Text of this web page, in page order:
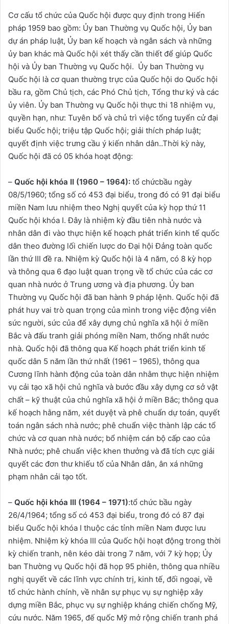
Cơ cấu tổ chức của Quốc hội được quy định trong Hiến
pháp 1959 bao gồm: Ủy ban Thường vụ Quốc hội, Ủy ban
dự án pháp luật, Ủy ban kế hoạch và ngân sách và những
ủy ban khác mà Quốc hội xét thấy cần thiết để giúp Quốc
hội và Ủy ban Thường vụ Quốc hội. Ủy ban Thường vụ
Quốc hội là cơ quan thường trực của Quốc hội do Quốc hội
bầu ra, gồm Chủ tịch, các Phó Chủ tịch, Tổng thư ký và các
ủy viên. Ủy ban Thường vụ Quốc hội thực thi 18 nhiệm vụ,
quyền hạn, như: Tuyên bố và chủ trì việc tổng tuyển cử đại
biểu Quốc hội; triệu tập Quốc hội; giải thích pháp luật;
quyết định việc trưng cầu ý kiến nhân dân..Thời kỳ này,
Quốc hội đã có 05 khóa hoạt động:
– Quốc hội khóa II (1960 – 1964): tổ chứcbầu ngày
08/5/1960; tổng số có 453 đại biểu, trong đó có 91 đại biểu
miền Nam lưu nhiệm theo Nghị quyết của kỳ họp thứ 11
Quốc hội khóa I. Đây là nhiệm kỳ đầu tiên nhà nước và
nhân dân đi vào thực hiện kế hoạch phát triển kinh tế quốc
dân theo đường lối chiến lược do Đại hội Đảng toàn quốc
lần thứ III đề ra. Nhiệm kỳ Quốc hội là 4 năm, có 8 kỳ họp
và thông qua 6 đạo luật quan trọng về tổ chức của các cơ
quan nhà nước ở Trung ương và địa phương. Ủy ban
Thường vụ Quốc hội đã ban hành 9 pháp lệnh. Quốc hội đã
phát huy vai trò quan trọng của mình trong việc động viên
sức người, sức của để xây dựng chủ nghĩa xã hội ở miền
Bắc và đấu tranh giải phóng miền Nam, thống nhất nước
nhà. Quốc hội đã thông qua Kế hoạch phát triển kinh tế
quốc dân 5 năm lần thứ nhất (1961 – 1965), thông qua
Cương lĩnh hành động của toàn dân nhằm thực hiện nhiệm
vụ cải tạo xã hội chủ nghĩa và bước đầu xây dựng cơ sở vật
chất – kỹ thuật của chủ nghĩa xã hội ở miền Bắc; thông qua
kế hoạch hằng năm, xét duyệt và phê chuẩn dự toán, quyết
toán ngân sách nhà nước; phê chuẩn việc thành lập các tổ
chức và cơ quan nhà nước; bổ nhiệm cán bộ cấp cao của
Nhà nước; phê chuẩn việc khen thưởng và đã tích cực giải
quyết các đơn thư khiếu tố của Nhân dân, ân xá những
phạm nhân cải tạo tốt.
– Quốc hội khóa III (1964 – 1971):tổ chức bầu ngày
26/4/1964; tổng số có 453 đại biểu, trong đó có 87 đại
biểu Quốc hội khóa I thuộc các tỉnh miền Nam được lưu
nhiệm. Nhiệm kỳ khóa III của Quốc hội hoạt động trong thời
kỳ chiến tranh, nên kéo dài trong 7 năm, với 7 kỳ họp; Ủy
ban Thường vụ Quốc hội đã họp 95 phiên, thông qua nhiều
nghị quyết về các lĩnh vực chính trị, kinh tế, đối ngoại, về
tổ chức hành chính, về nhân sự phục vụ sự nghiệp xây
dựng miền Bắc, phục vụ sự nghiệp kháng chiến chống Mỹ,
cứu nước. Năm 1965, đế quốc Mỹ mở rộng chiến tranh phá